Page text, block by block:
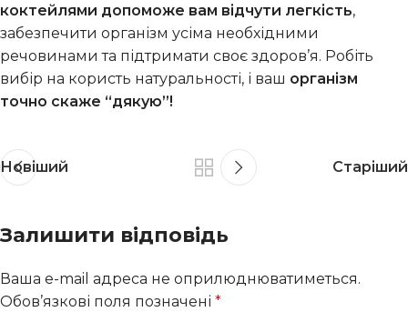
коктейлями допоможе вам відчути легкість,
забезпечити організм усіма необхідними
речовинами та підтримати своє здоров’я. Робіть
вибір на користь натуральності, і ваш організм
точно скаже “дякую”!
Новіший Старіший
Залишити відповідь
Ваша e-mail адреса не оприлюднюватиметься.
Обов’язкові поля позначені *